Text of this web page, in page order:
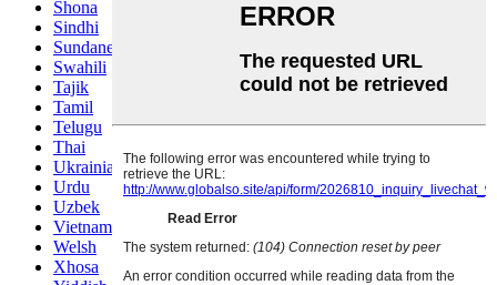
Shona
Sindhi
Sundanese
Swahili
Tajik
Tamil
Telugu
Thai
Ukrainian
Urdu
Uzbek
Vietnamese
Welsh
Xhosa